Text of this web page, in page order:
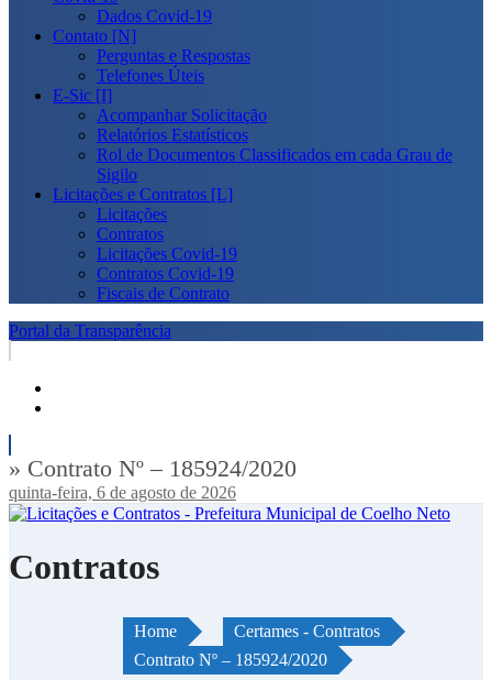
Dados Covid-19
Contato [N]
Perguntas e Respostas
Telefones Úteis
E-Sic [I]
Acompanhar Solicitação
Relatórios Estatísticos
Rol de Documentos Classificados em cada Grau de
Sigilo
Licitações e Contratos [L]
Licitações
Contratos
Licitações Covid-19
Contratos Covid-19
Fiscais de Contrato
Portal da Transparência
» Contrato Nº – 185924/2020
quinta-feira, 6 de agosto de 2026
Contratos
Home
Certames - Contratos
Contrato Nº – 185924/2020